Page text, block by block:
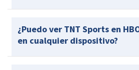
¿Puedo ver TNT Sports en
en cualquier dispositivo?